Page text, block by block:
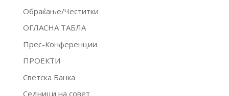
Обраќање/Честитки
ОГЛАСНА ТАБЛА
Прес-Конференции
ПРОЕКТИ
Светска Банка
Седници на совет